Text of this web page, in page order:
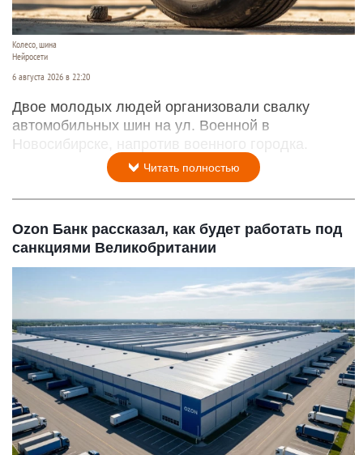
Колесо, шина
Нейросети
6 августа 2026 в 22:20
Двое молодых людей организовали свалку
автомобильных шин на ул. Военной в
Новосибирске, напротив военного городка.
Читать полностью
Ozon Банк рассказал, как будет работать под
санкциями Великобритании